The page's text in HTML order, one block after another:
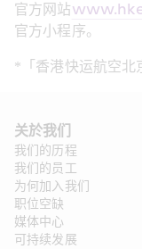
官方网站
官方小程序。
* 「香港快运航空北
关於我们
我们的历程
我们的员工
为何加入我们
职位空缺
媒体中心
可持续发展